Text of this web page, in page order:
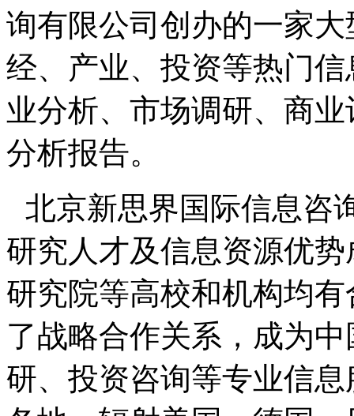
询有限公司创办的一家
经、产业、投资等热门
业分析、市场调研、商
分析报告。
北京新思界国际信息咨
研究人才及信息资源优
研究院等高校和机构均
了战略合作关系，成为
研、投资咨询等专业信